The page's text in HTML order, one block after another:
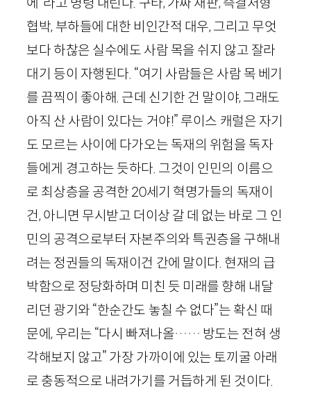
협박, 부하들에 대한 비인간적 대우, 그리고 무엇
보다 하찮은 실수에도 사람 목을 쉬지 않고 잘라
대기 등이 자행된다. “여기 사람들은 사람 목 베기
를 끔찍이 좋아해. 근데 신기한 건 말이야, 그래도
아직 산 사람이 있다는 거야!” 루이스 캐럴은 자기
도 모르는 사이에 다가오는 독재의 위험을 독자
들에게 경고하는 듯하다. 그것이 인민의 이름으
로 최상층을 공격한 20세기 혁명가들의 독재이
건, 아니면 무시받고 더이상 갈 데 없는 바로 그 인
민의 공격으로부터 자본주의와 특권층을 구해내
려는 정권들의 독재이건 간에 말이다. 현재의 급
박함으로 정당화하며 미친 듯 미래를 향해 내달
리던 광기와 “한순간도 놓칠 수 없다”는 확신 때
문에, 우리는 “다시 빠져나올…… 방도는 전혀 생
각해보지 않고” 가장 가까이에 있는 토끼굴 아래
로 충동적으로 내려가기를 거듭하게 된 것이다.